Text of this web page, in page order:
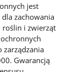
jest
zachowania
i zwierząt
zarządzania
Gwarancją